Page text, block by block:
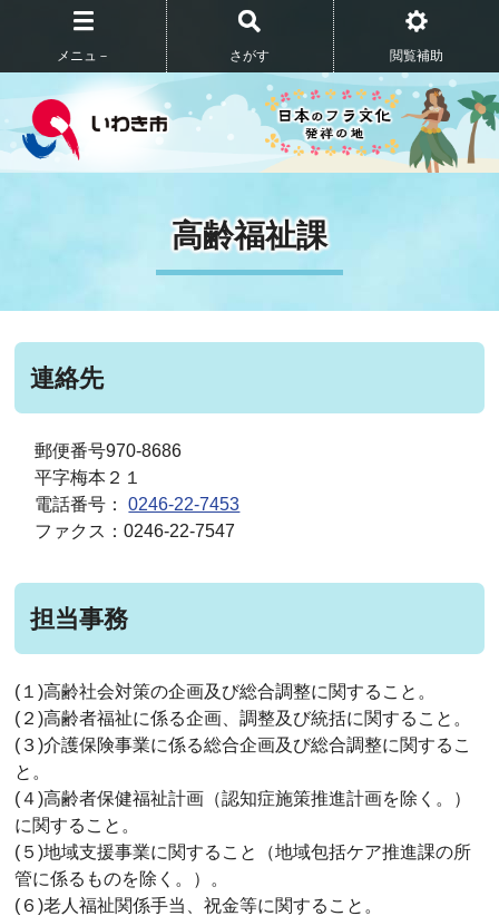
メニュ－ さがす 閲覧補助
高齢福祉課
連絡先
郵便番号970-8686
平字梅本２１
電話番号：0246-22-7453
ファクス：0246-22-7547
担当事務
(１)高齢社会対策の企画及び総合調整に関すること。
(２)高齢者福祉に係る企画、調整及び統括に関すること。
(３)介護保険事業に係る総合企画及び総合調整に関するこ
と。
(４)高齢者保健福祉計画（認知症施策推進計画を除く。）
に関すること。
(５)地域支援事業に関すること（地域包括ケア推進課の所
管に係るものを除く。）。
(６)老人福祉関係手当、祝金等に関すること。